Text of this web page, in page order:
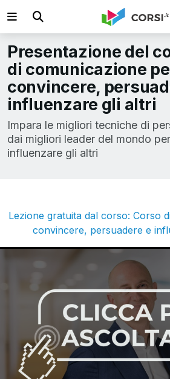
Presentazione del
di comunicazione
convincere,
influenzare gli altri
Impara le migliori tecniche di
dai migliori leader del mondo
influenzare gli altri
Lezione gratuita dal corso: Corso
convincere, persuadere e